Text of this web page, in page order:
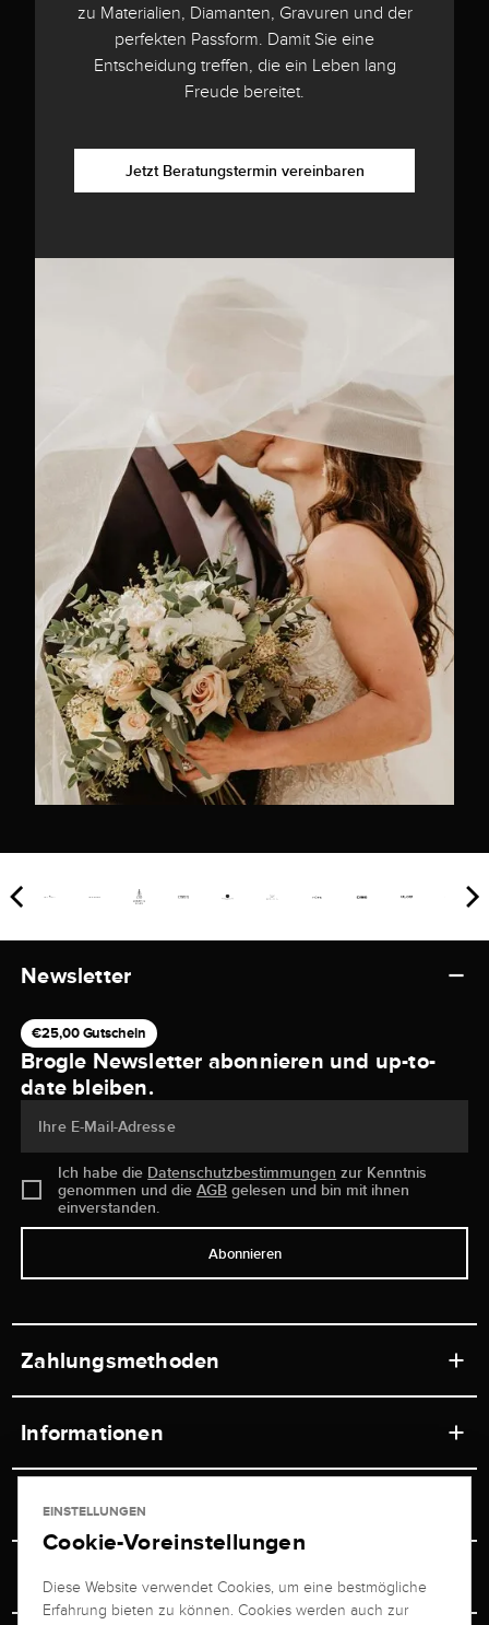
zu Materialien, Diamanten, Gravuren und der
perfekten Passform. Damit Sie eine
Entscheidung treffen, die ein Leben lang
Freude bereitet.
Jetzt Beratungstermin vereinbaren
Newsletter
€25,00 Gutschein
Brogle Newsletter abonnieren und up-to-
date bleiben.
Ihre E-Mail-Adresse
Ich habe die Datenschutzbestimmungen zur Kenntnis
genommen und dieAGB gelesen und bin mit ihnen
einverstanden.
Abonnieren
Zahlungsmethoden
Informationen
Ladengeschäft
Versand & Zahlung
Service
Newsletterabmeldung
Juwelier Brogle
EINSTELLUNGEN
Cookie-Voreinstellungen
Diese Website verwendet Cookies, um eine bestmögliche
Erfahrung bieten zu können. Cookies werden auch zur